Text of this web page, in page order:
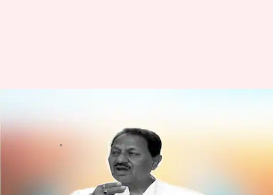
శ్రీనివాస్‌కు తీవ్ర అస్వస్థత
01:35 pm